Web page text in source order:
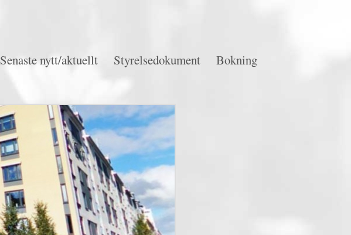
Senaste nytt/aktuellt Styrelsedokument
Bokning